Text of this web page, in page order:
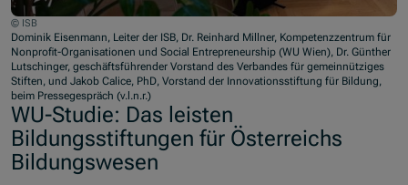
© ISB
Dominik Eisenmann, Leiter der ISB, Dr. Reinhard Millner, Kompetenzzentrum für
Nonprofit-Organisationen und Social Entrepreneurship (WU Wien), Dr. Günther
Lutschinger, geschäftsführender Vorstand des Verbandes für gemeinnütziges
Stiften, und Jakob Calice, PhD, Vorstand der Innovationsstiftung für Bildung,
beim Pressegespräch (v.l.n.r.)
WU-Studie: Das leisten
Bildungsstiftungen für Österreichs
Bildungswesen